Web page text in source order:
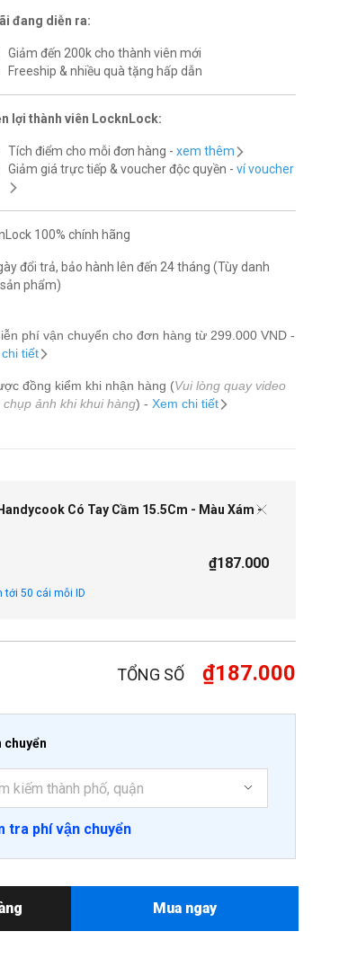
đang diễn ra:
Giảm đến 200k cho thành viên mới
Freeship & nhiều quà tặng hấp dẫn
lợi thành viên LocknLock:
Tích điểm cho mỗi đơn hàng - xem thêm
Giảm giá trực tiếp & voucher độc quyền - ví voucher
100% chính hãng
đổi trả, bảo hành lên đến 24 tháng (Tùy danh
phẩm)
phí vận chuyển cho đơn hàng từ 299.000 VND -
tiết
đồng kiểm khi nhận hàng (Vui lòng quay video
chụp ảnh khi khui hàng) - Xem chi tiết
Có Tay Cầm 15.5Cm - Màu Xám -
₫187.000
tới 50 cái mỗi ID
TỔNG SỐ ₫187.000
chuyển
tra phí vận chuyển
Mua ngay